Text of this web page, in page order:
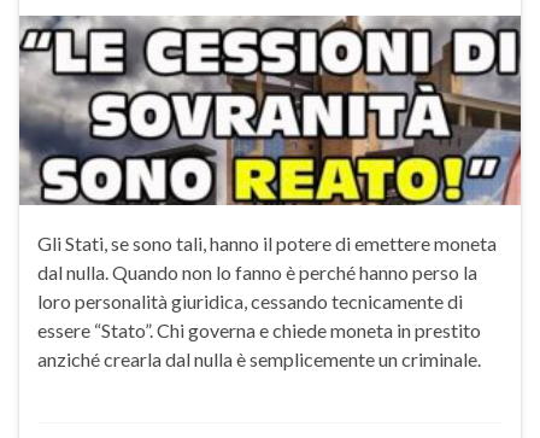
Gli Stati, se sono tali, hanno il potere di emettere moneta
dal nulla. Quando non lo fanno è perché hanno perso la
loro personalità giuridica, cessando tecnicamente di
essere “Stato”. Chi governa e chiede moneta in prestito
anziché crearla dal nulla è semplicemente un criminale.